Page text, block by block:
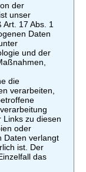
der
unser
17 Abs. 1
Daten
und der
die
verarbeiten,
Links zu diesen
oder
Daten verlangt
ist. Der
das